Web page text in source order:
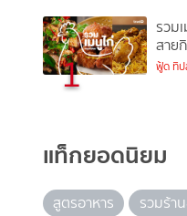
1
รวม
สาย
ฟู้ด ทิ
แท็กยอดนิยม
สูตรอาหาร
รวมร้า